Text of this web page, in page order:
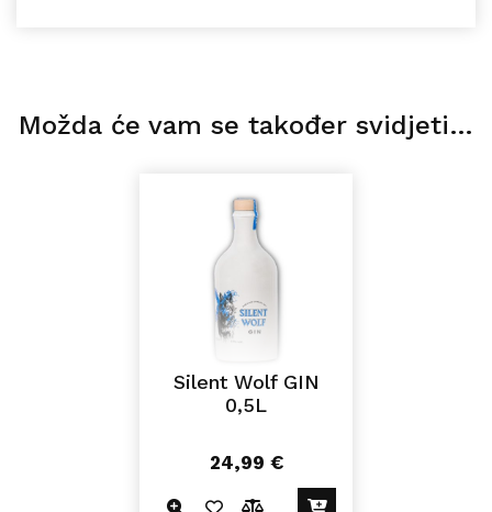
Možda će vam se također svidjeti…
Silent Wolf GIN
0,5L
24,99 €